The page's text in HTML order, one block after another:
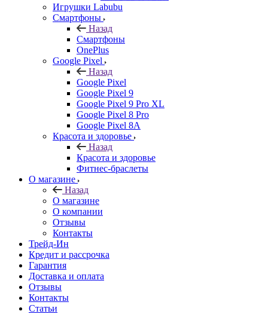
Игрушки Labubu
Смартфоны
Назад
Смартфоны
OnePlus
Google Pixel
Назад
Google Pixel
Google Pixel 9
Google Pixel 9 Pro XL
Google Pixel 8 Pro
Google Pixel 8A
Красота и здоровье
Назад
Красота и здоровье
Фитнес-браслеты
О магазине
Назад
О магазине
О компании
Отзывы
Контакты
Трейд-Ин
Кредит и рассрочка
Гарантия
Доставка и оплата
Отзывы
Контакты
Статьи